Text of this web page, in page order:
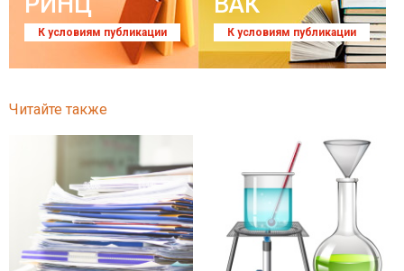
К условиям публикации К условиям публикации
Читайте также